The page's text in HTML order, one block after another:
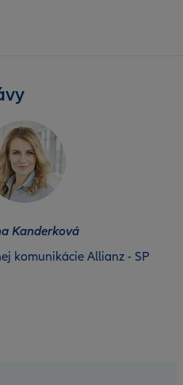
Kanderková
komunikácie Allianz - SP